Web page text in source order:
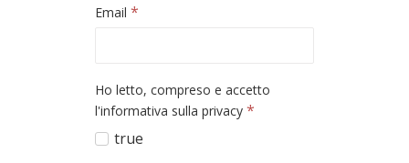
Email *
Ho letto, compreso e accetto
l'informativa sulla privacy *
true